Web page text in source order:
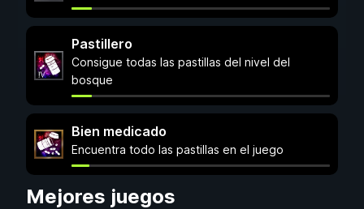
Pastillero
Consigue todas las pastillas del nivel del
bosque
Bien medicado
Encuentra todo las pastillas en el juego
Mejores juegos